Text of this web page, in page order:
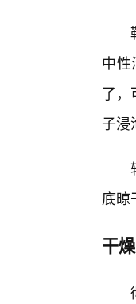
中
了，
子浸
底晾
干